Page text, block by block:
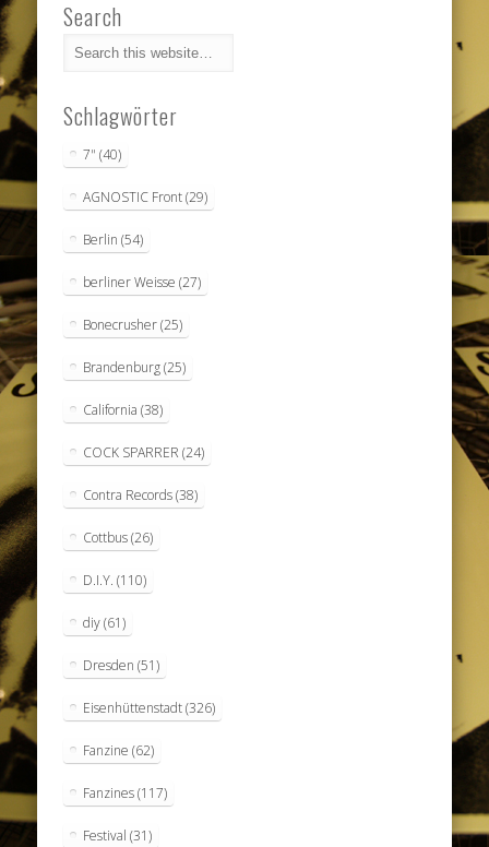
Search
Schlagwörter
7" (40)
AGNOSTIC Front(29)
Berlin (54)
berliner Weisse (27)
Bonecrusher(25)
Brandenburg(25)
California (38)
COCK SPARRER (24)
Contra Records(38)
Cottbus(26)
D.I.Y. (110)
diy(61)
Dresden (51)
Eisenhüttenstadt(326)
Fanzine (62)
Fanzines(117)
Festival (31)